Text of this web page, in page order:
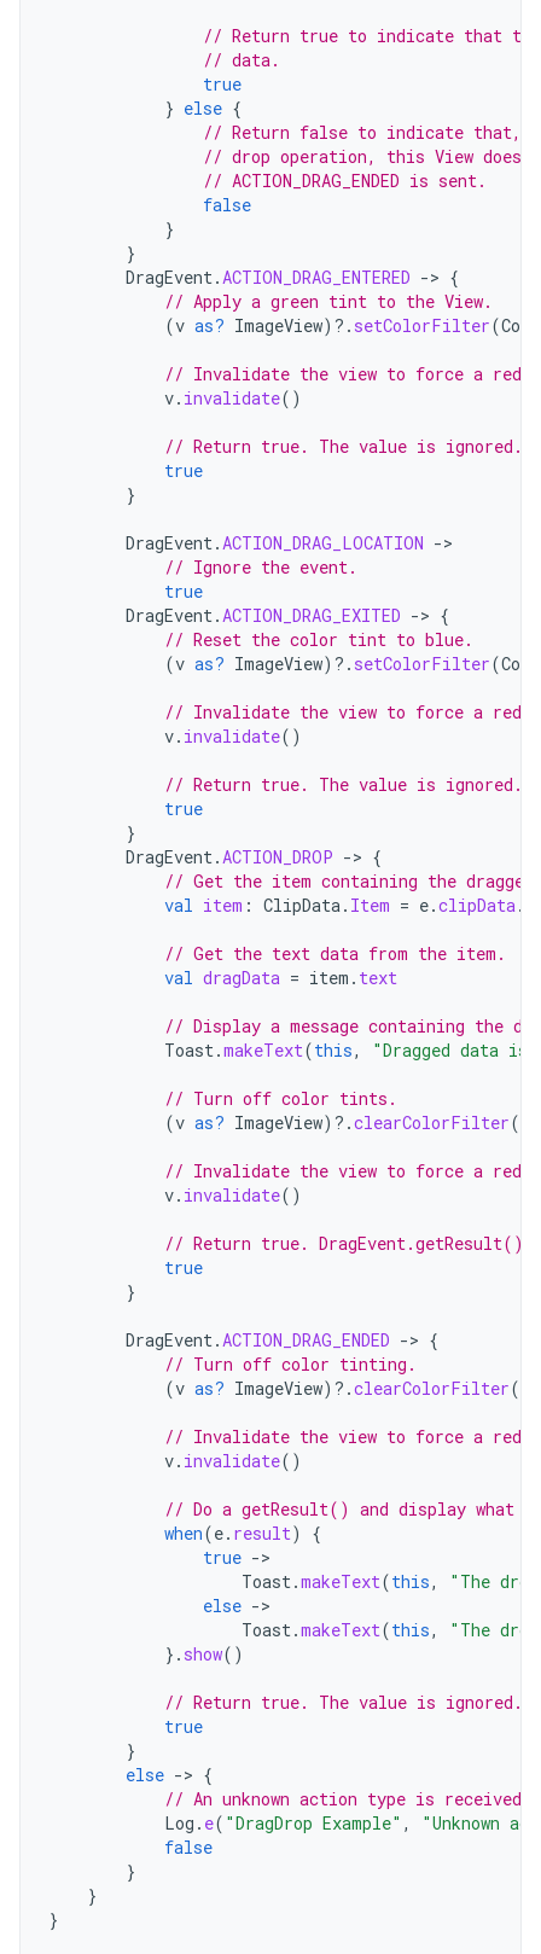
// Return true to indicate that the
// data.
true
} else {
// Return false to indicate that,
// drop operation, this View
// ACTION_DRAG_ENDED is sent.
false
}
}
DragEvent.ACTION_DRAG_ENTERED -> {
// Apply a green tint to the View.
(v as? ImageView) ?. setColorFilter(
// Invalidate the view to force a
v. invalidate()
// Return true. The value is ignored.
true
}
DragEvent.ACTION_DRAG_LOCATION -
// Ignore the event.
true
DragEvent.ACTION_DRAG_EXITED -> {
// Reset the color tint to blue.
(v as? ImageView) ?. setColorFilter(
// Invalidate the view to force a
v. invalidate()
// Return true. The value is ignored.
true
}
DragEvent.ACTION_DROP -> {
// Get the item containing the
val item : ClipData. Item = e.clipData.
// Get the text data from the item.
val dragData = item . text
// Display a message containing the
Toast.makeText(this, "Dragged data is
// Turn off color tints.
(v as? ImageView) ?.clearColorFilter()
// Invalidate the view to force a
v. invalidate()
// Return true. DragEvent.getResult()
true
}
DragEvent.ACTION_DRAG_ENDED -> {
// Turn off color tinting.
(v as? ImageView) ?.clearColorFilter()
// Invalidate the view to force a
v. invalidate()
// Do a getResult() and display what
when(e. result)
{
true -
Toast.makeText(this,
"The
else -
Toast.makeText(this,
"The
}. show()
// Return true. The value is ignored.
true
}
else -> {
// An unknown action type is received.
Log . e( "DragDrop Example" ,
"Unknown
false
}
}
}